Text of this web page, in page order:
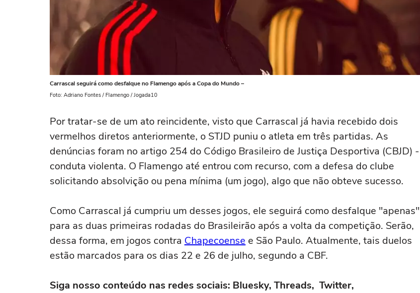
Carrascal seguirá como desfalque no Flamengo após a Copa do Mundo –
Foto: Adriano Fontes / Flamengo / Jogada10
Por tratar-se de um ato reincidente, visto que Carrascal já havia recebido dois
vermelhos diretos anteriormente, o STJD puniu o atleta em três partidas. As
denúncias foram no artigo 254 do Código Brasileiro de Justiça Desportiva (CBJD) -
conduta violenta. O Flamengo até entrou com recurso, com a defesa do clube
solicitando absolvição ou pena mínima (um jogo), algo que não obteve sucesso.
Como Carrascal já cumpriu um desses jogos, ele seguirá como desfalque "apenas"
para as duas primeiras rodadas do Brasileirão após a volta da competição. Serão,
dessa forma, em jogos contra Chapecoense e São Paulo. Atualmente, tais duelos
estão marcados para os dias 22 e 26 de julho, segundo a CBF.
Siga nosso conteúdo nas redes sociais: Bluesky, Threads, Twitter,